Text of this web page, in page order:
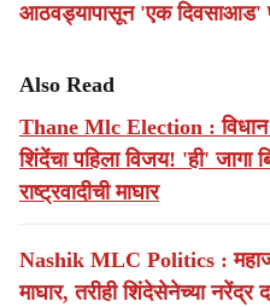
आठवड्यापासून 'एक दिवसाआड'
Also Read
Thane Mlc Election : विधान
शिंदेंचा पहिला विजय! 'ही' जागा
राष्ट्रवादीची माघार
Nashik MLC Politics :
माघार, तरीही शिंदेसेनेच्या नरेंद्र